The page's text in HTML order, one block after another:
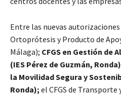
Entre las nuevas autorizaciones
Ortoprótesis y Producto de
Málaga); CFGS en Gestión de
(IES Pérez de Guzmán, Ronda)
la Movilidad Segura y
Ronda); el CFGS de